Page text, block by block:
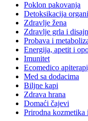
Poklon pakovanja
Detoksikacija
Zdravlje žena
Zdravlje grla i
Probava i
Energija, apetit i
Imunitet
Ecomedico
Med sa dodacima
Biljne kapi
Zdrava hrana
Domaći čajevi
Prirodna kozmetika